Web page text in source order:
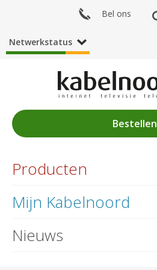
Nieuws
Mijn Kabelnoord
Bestellen
Bel ons
Netwerkstatus
Producten
Internet
Televisie
Mijn Kabelnoord
Abonnement wijzigen
Nieuws